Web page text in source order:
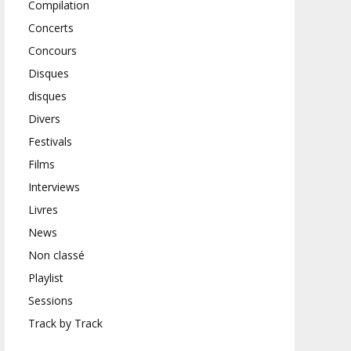
Compilation
Concerts
Concours
Disques
disques
Divers
Festivals
Films
Interviews
Livres
News
Non classé
Playlist
Sessions
Track by Track